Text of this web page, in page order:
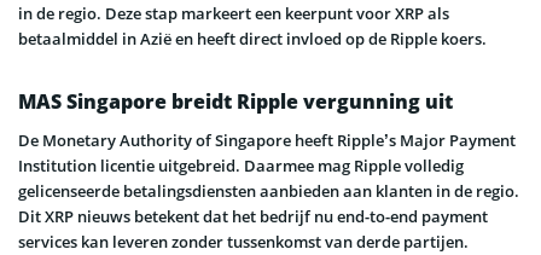
in de regio. Deze stap markeert een keerpunt voor XRP als
betaalmiddel in Azië en heeft direct invloed op de Ripple koers.
MAS Singapore breidt Ripple vergunning uit
De Monetary Authority of Singapore heeft Ripple’s Major Payment
Institution licentie uitgebreid. Daarmee mag Ripple volledig
gelicenseerde betalingsdiensten aanbieden aan klanten in de regio.
Dit XRP nieuws betekent dat het bedrijf nu end-to-end payment
services kan leveren zonder tussenkomst van derde partijen.